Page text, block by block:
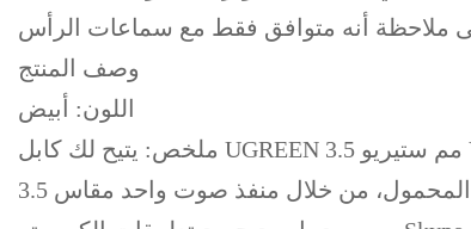
وصف المنتج
اللون: أبيض
ملخص: يتيح لك كابل UGREEN 3.5 مم ستيريو Y-splitter توصيل سماعة الرأس الاستريو والميكروفون بسهولة بمنفذ الصوت ومنفذ الميكروفون بجهاز الكمبيوتر في
نفس الوقت. مما يتيح لك إضافة مدخل ميكروفون أحادي، بالإضافة إلى مخرج استريو لجهاز الكمبيوتر أو الكمبيوتر المحمول، من خلال منفذ صوت واحد مقاس 3.5